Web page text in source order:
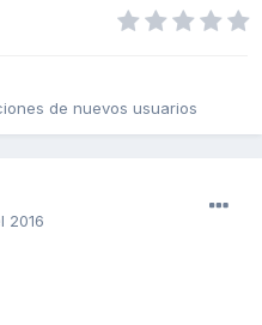
de nuevos usuarios
2016